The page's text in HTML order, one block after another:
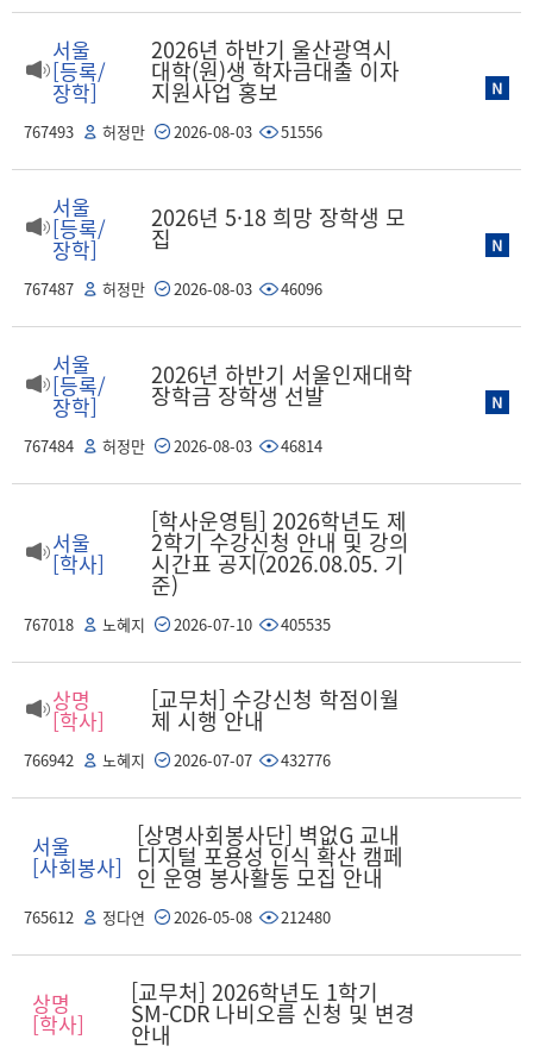
서울
[등록/
장학]
2026년 하반기 울산광역시
대학(원)생 학자금대출 이자
지원사업 홍보
767493 허정만 2026-08-03 51556
서울
[등록/
장학]
2026년 5·18 희망 장학생 모
집
767487 허정만 2026-08-03 46096
서울
[등록/
장학]
2026년 하반기 서울인재대학
장학금 장학생 선발
767484 허정만 2026-08-03 46814
서울
[학사]
[학사운영팀] 2026학년도 제
2학기 수강신청 안내 및 강의
시간표 공지(2026.08.05. 기
준)
767018 노혜지 2026-07-10 405535
상명
[학사]
[교무처] 수강신청 학점이월
제 시행 안내
766942 노혜지 2026-07-07 432776
서울
[사회봉사]
[상명사회봉사단] 벽없G 교내
디지털 포용성 인식 확산 캠페
인 운영 봉사활동 모집 안내
765612 정다연 2026-05-08 212480
상명
[학사]
[교무처] 2026학년도 1학기
SM-CDR 나비오름 신청 및 변경
안내